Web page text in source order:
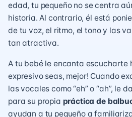
edad, tu pequeño no se centra
historia. Al contrario, él está
de tu voz, el ritmo, el tono y las
tan atractiva.
A tu bebé le encanta escucharte
expresivo seas, mejor! Cuando
las vocales como “eh” o “ah”, le
para su propia práctica de
ayudan a tu pequeño a